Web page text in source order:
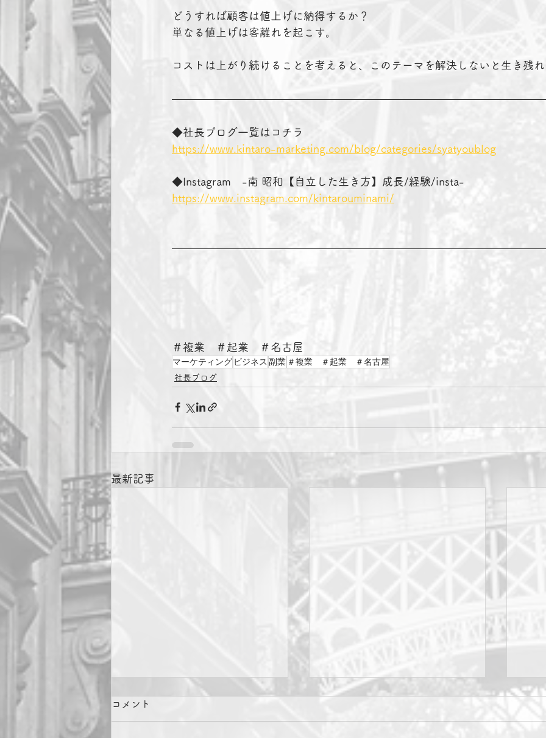
どうすれば顧客は値上げに納得するか？
単なる値上げは客離れを起こす。
コストは上がり続けることを考えると、このテーマを解決しないと生き残
◆社長ブログ一覧はコチラ
https://www.kintaro-marketing.com/blog/categories/syatyoublog
◆Instagram　-南 昭和【自立した生き方】成長/経験/insta-
https://www.instagram.com/kintarouminami/
＃複業　＃起業　＃名古屋
マーケティング ビジネス 副業 ＃複業 ＃起業 ＃名古屋
社長ブログ
最新記事
コメント